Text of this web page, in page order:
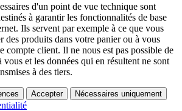
d'un point de vue technique sont
à garantir les fonctionnalités de base
Ils servent par exemple à ce que vous
des produits dans votre panier ou à vous
compte client. Il ne nous est pas possible de
vous et les données qui en résultent ne sont
à des tiers.
Accepter Nécessaires uniquement